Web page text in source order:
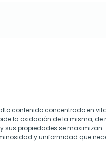
contenido concentrado en
la oxidación de la misma, de
sus propiedades se maximizan
y uniformidad que